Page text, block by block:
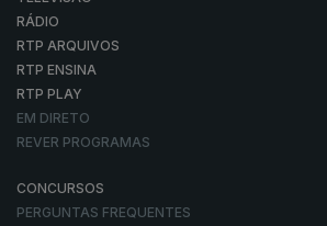
RÁDIO
RTP ARQUIVOS
RTP ENSINA
RTP PLAY
EM DIRETO
REVER PROGRAMAS
CONCURSOS
PERGUNTAS FREQUENTES